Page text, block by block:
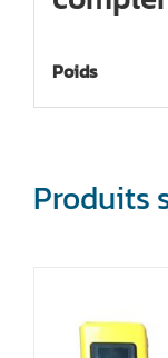
Poids
Produits